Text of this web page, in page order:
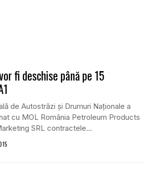
fi deschise până pe 15
de Autostrăzi şi Drumuri Naţionale a
cu MOL România Petroleum Products
SRL contractele...